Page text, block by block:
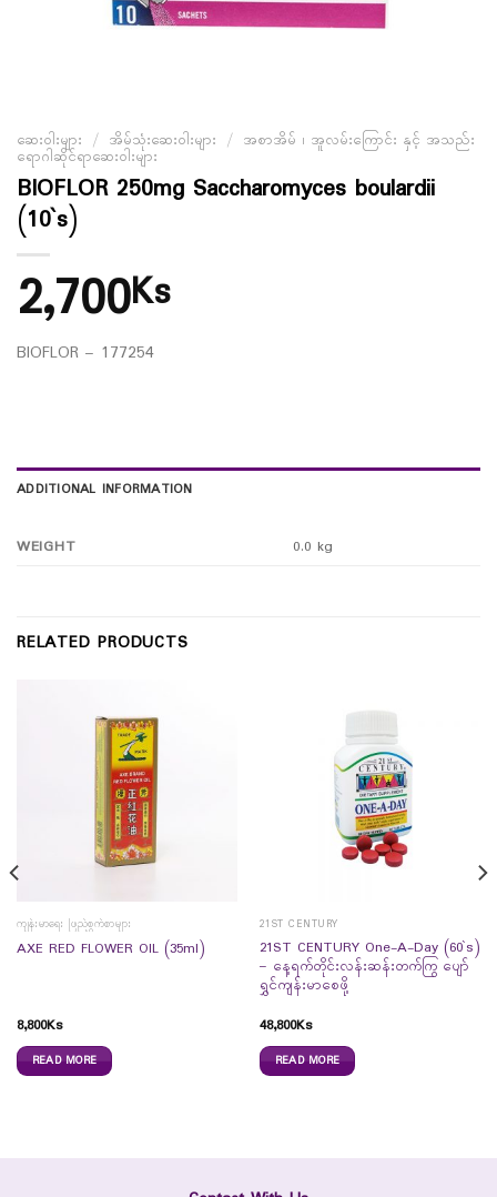
ဆေးဝါးများ / အိမ်သုံးဆေးဝါးများ / အစာအိမ် ၊ အူလမ်းကြောင်း နှင့် အသည်း
ရောဂါဆိုင်ရာဆေးဝါးများ
BIOFLOR 250mg Saccharomyces boulardii
(10`s)
2,700Ks
BIOFLOR – 177254
ADDITIONAL INFORMATION
WEIGHT 0.0 kg
RELATED PRODUCTS
ကျန်းမာရေး ဖြည့်စွက်စာများ
AXE RED FLOWER OIL (35ml)
8,800Ks
READ MORE
21ST CENTURY
21ST CENTURY One-A-Day (60`s)
– နေ့ရက်တိုင်းလန်းဆန်းတက်ကြွ ပျော်
ရွှင်ကျန်းမာစေဖို့
48,800Ks
READ MORE